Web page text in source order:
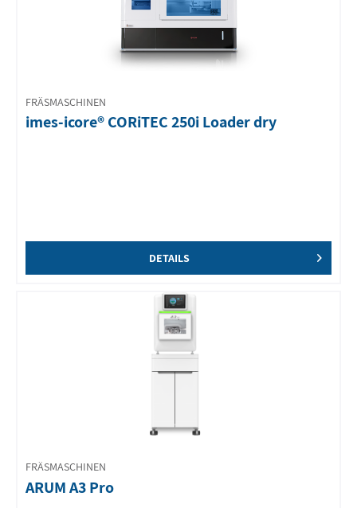
FRÄSMASCHINEN
imes-icore® CORiTEC 250i Loader dry
DETAILS
FRÄSMASCHINEN
ARUM A3 Pro